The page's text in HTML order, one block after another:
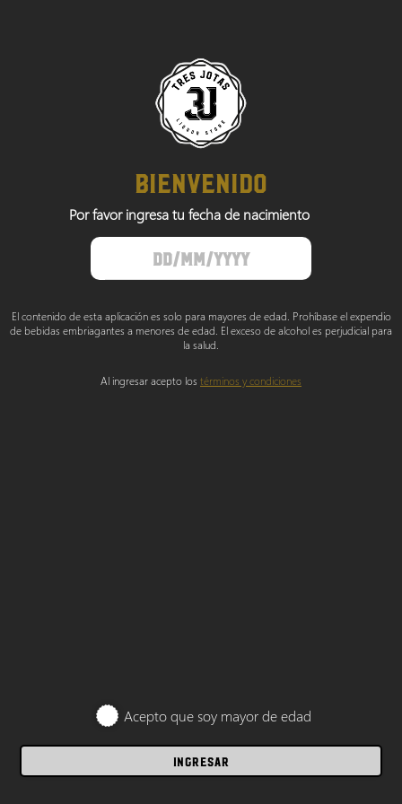
BIENVENIDO
Por favor ingresa tu fecha de nacimiento
El contenido de esta aplicación es solo para mayores de edad. Prohíbase el expendio
de bebidas embriagantes a menores de edad. El exceso de alcohol es perjudicial para
la salud.
Al ingresar acepto los términos y condiciones
Acepto que soy mayor de edad
INGRESAR